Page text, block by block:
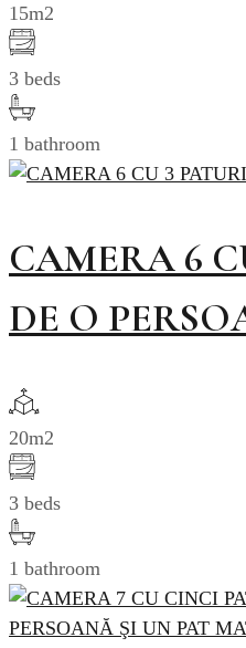
15m2
3 beds
1 bathroom
CAMERA 6
DE O
20m2
3 beds
1 bathroom